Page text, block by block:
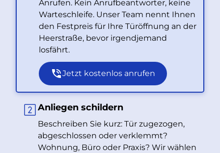
Anrufen. Kein Anrufbeantworter, keine
Warteschleife. Unser Team nennt Ihnen
den Festpreis für Ihre Türöffnung an der
Heerstraße, bevor irgendjemand
losfährt.
Jetzt kostenlos anrufen
Anliegen schildern
Beschreiben Sie kurz: Tür zugezogen,
abgeschlossen oder verklemmt?
Wohnung, Büro oder Praxis? Wir wählen